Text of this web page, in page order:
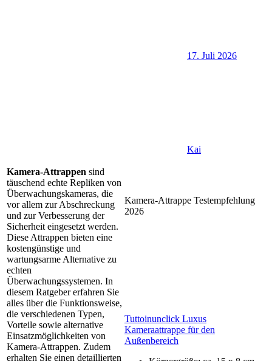
17. Juli 2026
Kai
Kamera-Attrappen sind
täuschend echte Repliken von
Überwachungskameras, die
vor allem zur Abschreckung
und zur Verbesserung der
Sicherheit eingesetzt werden.
Diese Attrappen bieten eine
kostengünstige und
wartungsarme Alternative zu
echten
Überwachungssystemen. In
diesem Ratgeber erfahren Sie
alles über die Funktionsweise,
die verschiedenen Typen,
Vorteile sowie alternative
Einsatzmöglichkeiten von
Kamera-Attrappen. Zudem
erhalten Sie einen detaillierten
Kamera-Attrappe Testempfehlung
2026
Tuttoinunclick Luxus
Kameraattrappe für den
Außenbereich